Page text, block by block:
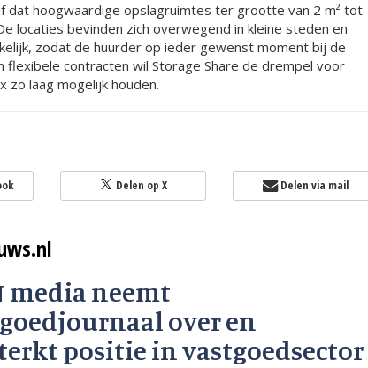
dat hoogwaardige opslagruimtes ter grootte van 2 m² tot
locaties bevinden zich overwegend in kleine steden en
zodat de huurder op ieder gewenst moment bij de
contracten wil Storage Share de drempel voor
laag mogelijk houden.
Delen op X Delen via mail
media neemt
over en
positie in vastgoedsector